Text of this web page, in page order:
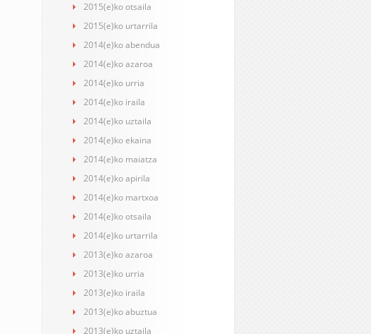
2015(e)ko otsaila
2015(e)ko urtarrila
2014(e)ko abendua
2014(e)ko azaroa
2014(e)ko urria
2014(e)ko iraila
2014(e)ko uztaila
2014(e)ko ekaina
2014(e)ko maiatza
2014(e)ko apirila
2014(e)ko martxoa
2014(e)ko otsaila
2014(e)ko urtarrila
2013(e)ko azaroa
2013(e)ko urria
2013(e)ko iraila
2013(e)ko abuztua
2013(e)ko uztaila